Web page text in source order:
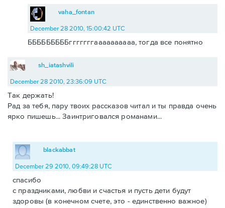
vaha_fontan
December 28 2010, 15:00:42 UTC
БББББББББгггггггаааааааааа, тогда все понятно
sh_iatashvili
December 28 2010, 23:36:09 UTC
Так держать!
Рад за тебя, пару твоих рассказов читал и ты правда очень
ярко пишешь... Заинтриговался романами...
blackabbat
December 29 2010, 09:49:28 UTC
спасибо
с праздниками, любви и счастья и пусть дети будут
здоровы (в конечном счете, это - единственно важное)